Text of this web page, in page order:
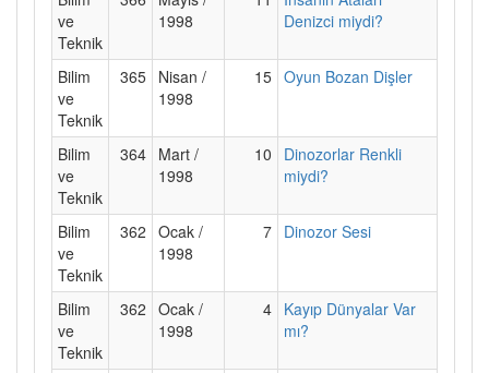
ve
Teknik
1998
Denizci miydi?
Bilim
ve
Teknik
365 Nisan /
1998
15 Oyun Bozan Dişler
Bilim
ve
Teknik
364 Mart /
1998
10
Dinozorlar Renkli
miydi?
Bilim
ve
Teknik
362 Ocak /
1998
7 Dinozor Sesi
Bilim
ve
Teknik
362 Ocak /
1998
4 Kayıp Dünyalar Var
mı?